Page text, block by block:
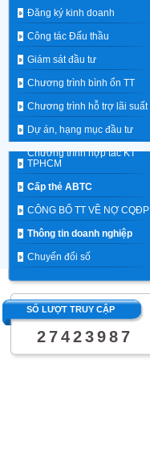
Đăng ký kinh doanh
Công tác Đấu thầu
Giám sát đầu tư
Chương trình bình ổn TT
Chương trình hỗ trợ lãi suất
Dự án, hạng mục đầu tư
Chương trình hợp tác KT
TPHCM
Cấp thẻ ABTC
CÔNG BỐ TT VỀ NỢ CQĐP
Thông tin doanh nghiệp
Chuyển đổi số
SỐ LƯỢT TRUY CẬP
2 7 4 2 3 9 8 7